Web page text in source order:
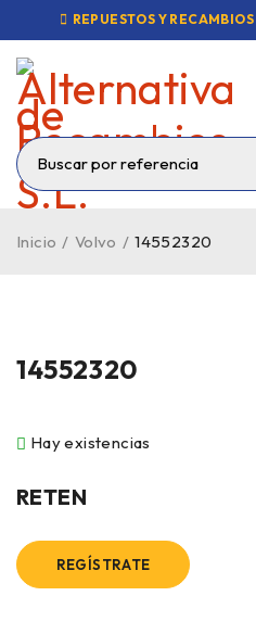
REPUESTOS Y RECAMBIOS
Inicio / Volvo / 14552320
14552320
Hay existencias
RETEN
REGÍSTRATE